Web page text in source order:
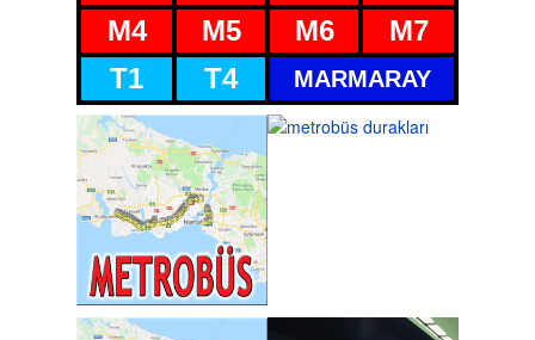
M4
M6
M7
T1
T4 MARMARAY
M5